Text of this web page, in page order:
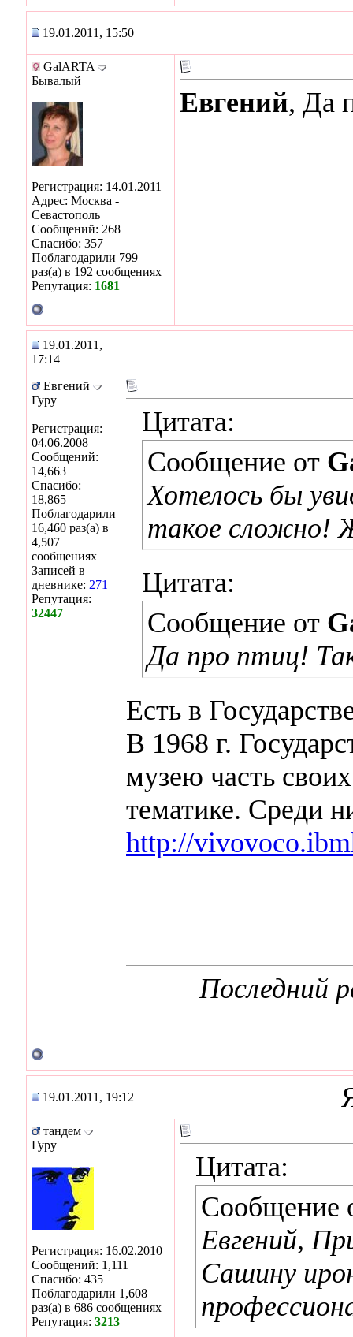
19.01.2011, 15:50
GalARTA
Бывалый
Регистрация: 14.01.2011
Адрес: Москва -
Севастополь
Сообщений: 268
Спасибо: 357
Поблагодарили 799
раз(а) в 192 сообщениях
Репутация: 1681
Евгений, Да
19.01.2011,
17:14
Евгений
Гуру
Регистрация:
04.06.2008
Сообщений:
14,663
Спасибо:
18,865
Поблагодарили
16,460 раз(а) в
4,507
сообщениях
Записей в
дневнике: 271
Репутация:
32447
Цитата:
Сообщение от
Хотелось бы
такое сложно!
Цитата:
Сообщение от
Да про птиц!
Есть в
В 1968 г.
музею часть
тематике. Среди
http://
Последний
19.01.2011, 19:12
тандем
Гуру
Регистрация: 16.02.2010
Сообщений: 1,111
Спасибо: 435
Поблагодарили 1,608
раз(а) в 686 сообщениях
Репутация: 3213
Цитата:
Сообщение
Евгений,
Сашину